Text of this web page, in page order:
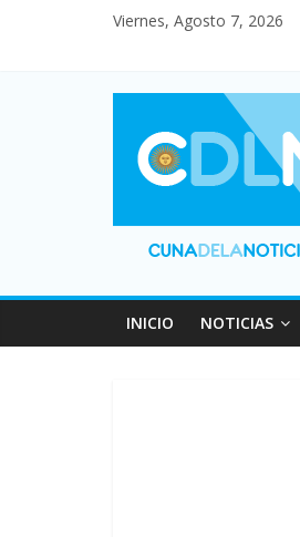
Viernes, Agosto 7, 2026
INICIO NOTICIAS